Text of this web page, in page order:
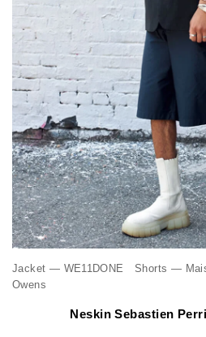
Jacket — WE11DONE Shorts —
Owens
Neskin Sebastien